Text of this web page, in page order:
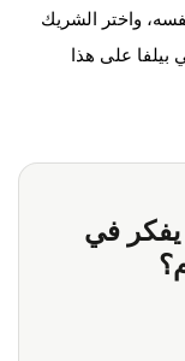
واختر الشريك
بيلفا على هذا
يفكر في